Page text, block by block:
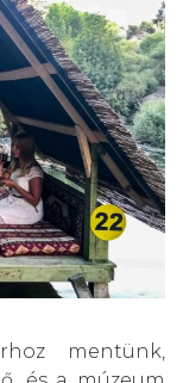
hoz mentünk,